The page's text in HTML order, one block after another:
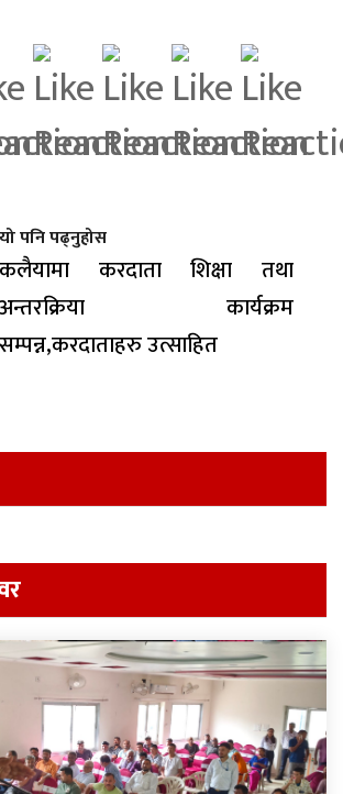
यो पनि पढ्नुहोस
कलैयामा करदाता शिक्षा तथा
अन्तरक्रिया कार्यक्रम
सम्पन्न,करदाताहरु उत्साहित